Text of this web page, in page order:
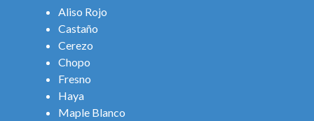
Aliso Rojo
Castaño
Cerezo
Chopo
Fresno
Haya
Maple Blanco